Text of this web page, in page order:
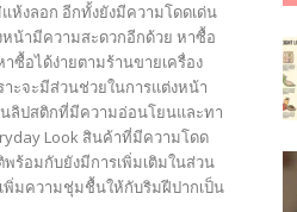
งลอก อีกทั้งยังมีความโดดเด่น
น้ามีความสะดวกอีกด้วย หาซื้อ
ซื้อได้ง่ายตามร้านขายเครื่อง
ะจะมีส่วนช่วยในการแต่งหน้า
ลิปสติกที่มีความอ่อนโยนและทา
Look สินค้าที่มีความโดด
ร้อมกับยังมีการเพิ่มเติมในส่วน
พิ่มความชุ่มชื้นให้กับริมฝีปากเป็น